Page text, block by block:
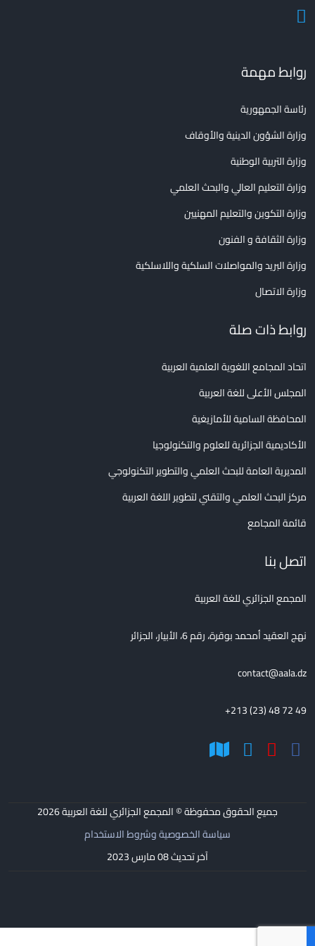
روابط مهمة
رئاسة الجمهورية
وزارة الشؤون الدينية والأوقاف
وزارة التربية الوطنية
وزارة التعليم العالي والبحث العلمي
وزارة التكوين والتعليم المهنيين
وزارة الثقافة و الفنون
وزارة البريد والمواصلات السلكية واللاسلكية
وزارة الاتصال
روابط ذات صلة
اتحاد المجامع اللغوية العلمية العربية
المجلس الأعلى للغة العربية
المحافظة السامية للأمازيغية
الأكاديمية الجزائرية للعلوم والتكنولوجيا
المديرية العامة للبحث العلمي والتطوير التكنولوجي
مركز البحث العلمي والتقني لتطوير اللغة العربية
قائمة المجامع
اتصل بنا
المجمع الجزائري للغة العربية
نهج العقيد أمحمد بوقرة، رقم 6، الأبيار، الجزائر
contact@aala.dz
+213 (23) 48 72 49
جميع الحقوق محفوظة © المجمع الجزائري للغة العربية2026
سياسة الخصوصية وشروط الاستخدام
آخر تحديث 08 مارس 2023